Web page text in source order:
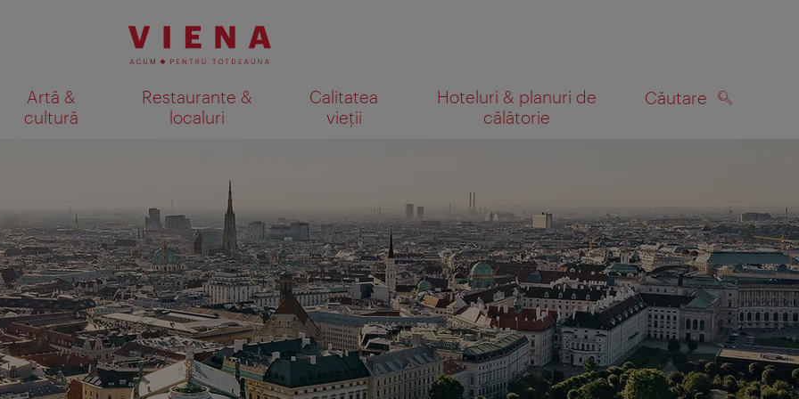
Artă &
cultură
Restaurante &
localuri
Calitatea
vieții
Hoteluri & planuri de
călătorie
Căutare